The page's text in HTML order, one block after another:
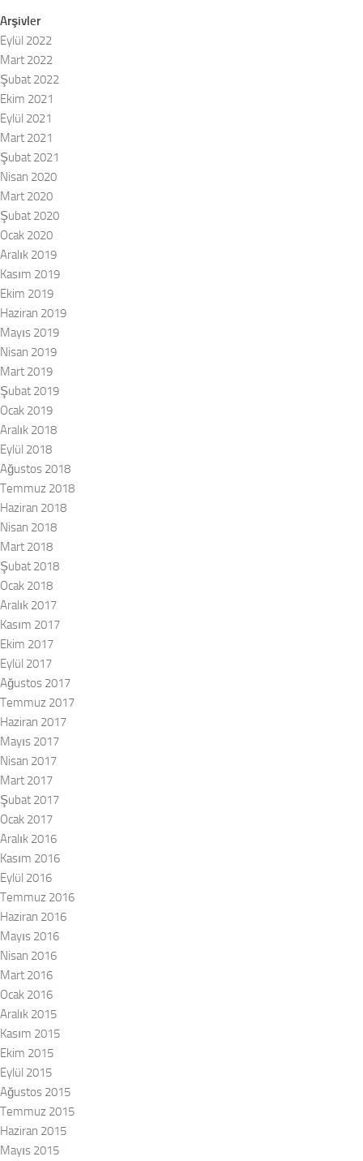
Arşivler
Eylül 2022
Mart 2022
Şubat 2022
Ekim 2021
Eylül 2021
Mart 2021
Şubat 2021
Nisan 2020
Mart 2020
Şubat 2020
Ocak 2020
Aralık 2019
Kasım 2019
Ekim 2019
Haziran 2019
Mayıs 2019
Nisan 2019
Mart 2019
Şubat 2019
Ocak 2019
Aralık 2018
Eylül 2018
Ağustos 2018
Temmuz 2018
Haziran 2018
Nisan 2018
Mart 2018
Şubat 2018
Ocak 2018
Aralık 2017
Kasım 2017
Ekim 2017
Eylül 2017
Ağustos 2017
Temmuz 2017
Haziran 2017
Mayıs 2017
Nisan 2017
Mart 2017
Şubat 2017
Ocak 2017
Aralık 2016
Kasım 2016
Eylül 2016
Temmuz 2016
Haziran 2016
Mayıs 2016
Nisan 2016
Mart 2016
Ocak 2016
Aralık 2015
Kasım 2015
Ekim 2015
Eylül 2015
Ağustos 2015
Temmuz 2015
Haziran 2015
Mayıs 2015